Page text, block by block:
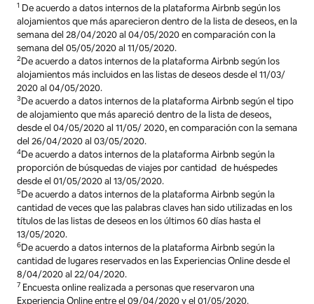
1 De acuerdo a datos internos de la plataforma Airbnb según los
alojamientos que más aparecieron dentro de la lista de deseos, en la
semana del 28/04/2020 al 04/05/2020 en comparación con la
semana del 05/05/2020 al 11/05/2020.
2De acuerdo a datos internos de la plataforma Airbnb según los
alojamientos más incluidos en las listas de deseos desde el 11/03/
2020 al 04/05/2020.
3De acuerdo a datos internos de la plataforma Airbnb según el tipo
de alojamiento que más apareció dentro de la lista de deseos,
desde el 04/05/2020 al 11/05/ 2020, en comparación con la semana
del 26/04/2020 al 03/05/2020.
4De acuerdo a datos internos de la plataforma Airbnb según la
proporción de búsquedas de viajes por cantidad de huéspedes
desde el 01/05/2020 al 13/05/2020.
5De acuerdo a datos internos de la plataforma Airbnb según la
cantidad de veces que las palabras claves han sido utilizadas en los
títulos de las listas de deseos en los últimos 60 días hasta el
13/05/2020.
6De acuerdo a datos internos de la plataforma Airbnb según la
cantidad de lugares reservados en las Experiencias Online desde el
8/04/2020 al 22/04/2020.
7 Encuesta online realizada a personas que reservaron una
Experiencia Online entre el 09/04/2020 y el 01/05/2020.